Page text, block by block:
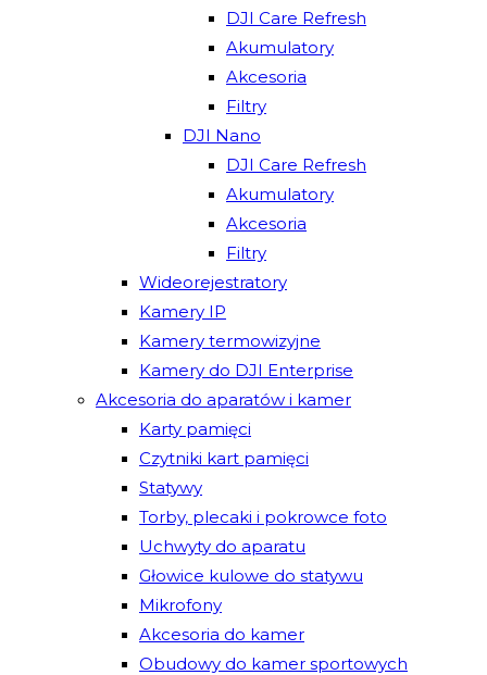
DJI Care Refresh
Akumulatory
Akcesoria
Filtry
DJI Nano
DJI Care Refresh
Akumulatory
Akcesoria
Filtry
Wideorejestratory
Kamery IP
Kamery termowizyjne
Kamery do DJI Enterprise
Akcesoria do aparatów i kamer
Karty pamięci
Czytniki kart pamięci
Statywy
Torby, plecaki i pokrowce foto
Uchwyty do aparatu
Głowice kulowe do statywu
Mikrofony
Akcesoria do kamer
Obudowy do kamer sportowych